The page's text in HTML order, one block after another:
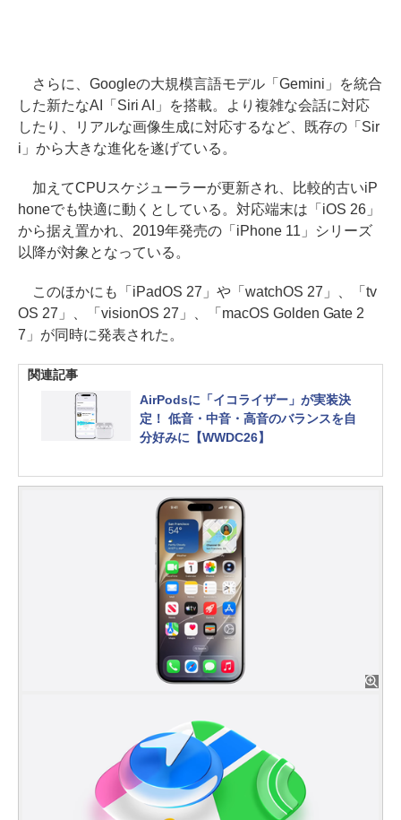
さらに、Googleの大規模言語モデル「Gemini」を統合
した新たなAI「Siri AI」を搭載。より複雑な会話に対応
したり、リアルな画像生成に対応するなど、既存の「Sir
i」から大きな進化を遂げている。
加えてCPUスケジューラーが更新され、比較的古いiP
honeでも快適に動くとしている。対応端末は「iOS 26」
から据え置かれ、2019年発売の「iPhone 11」シリーズ
以降が対象となっている。
このほかにも「iPadOS 27」や「watchOS 27」、「tv
OS 27」、「visionOS 27」、「macOS Golden Gate 2
7」が同時に発表された。
関連記事
AirPodsに「イコライザー」が実装決
定！ 低音・中音・高音のバランスを自
分好みに【WWDC26】